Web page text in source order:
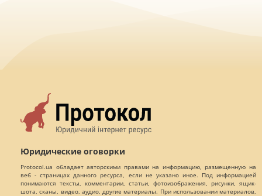
Юридические оговорки
Protocol.ua обладает авторскими правами на информацию, размещенную на
веб - страницах данного ресурса, если не указано иное. Под информацией
понимаются тексты, комментарии, статьи, фотоизображения, рисунки, ящик-
шота, сканы, видео, аудио, другие материалы. При использовании материалов,